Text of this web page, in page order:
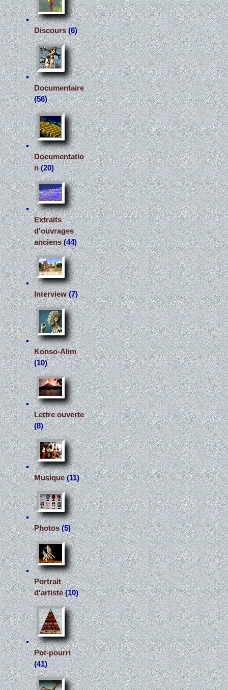
Discours(6)
Documentaire
(56)
Documentatio
n(20)
Extraits
d'ouvrages
anciens(44)
Interview(7)
Konso-Alim
(10)
Lettre ouverte
(8)
Musique(11)
Photos(5)
Portrait
d'artiste(10)
Pot-pourri
(41)